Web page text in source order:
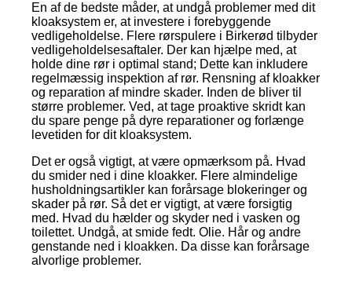
En af de bedste måder, at undgå problemer med dit
kloaksystem er, at investere i forebyggende
vedligeholdelse. Flere rørspulere i Birkerød tilbyder
vedligeholdelsesaftaler. Der kan hjælpe med, at
holde dine rør i optimal stand; Dette kan inkludere
regelmæssig inspektion af rør. Rensning af kloakker
og reparation af mindre skader. Inden de bliver til
større problemer. Ved, at tage proaktive skridt kan
du spare penge på dyre reparationer og forlænge
levetiden for dit kloaksystem.
Det er også vigtigt, at være opmærksom på. Hvad
du smider ned i dine kloakker. Flere almindelige
husholdningsartikler kan forårsage blokeringer og
skader på rør. Så det er vigtigt, at være forsigtig
med. Hvad du hælder og skyder ned i vasken og
toilettet. Undgå, at smide fedt. Olie. Hår og andre
genstande ned i kloakken. Da disse kan forårsage
alvorlige problemer.